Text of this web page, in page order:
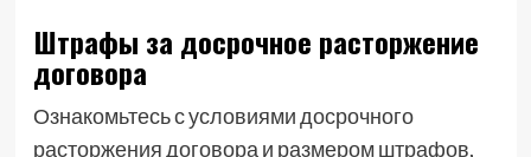
Штрафы за досрочное расторжение
договора
Ознакомьтесь с условиями досрочного
расторжения договора и размером штрафов,